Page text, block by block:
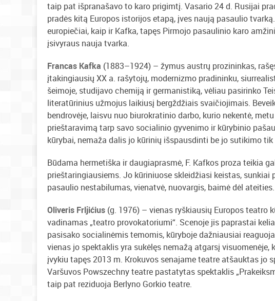
taip pat išpranašavo to karo prigimtį. Vasario 24 d. Rusijai
pradės kitą Europos istorijos etapą, įves naują pasaulio
europiečiai, kaip ir Kafka, tapęs Pirmojo pasaulinio karo
įsivyraus nauja tvarka.
Francas Kafka (1883–1924) – žymus austrų prozininkas,
įtakingiausių XX a. rašytojų, modernizmo pradininku,
šeimoje, studijavo chemiją ir germanistiką, vėliau pasirinko
literatūrinius užmojus laikiusį bergždžiais svaičiojimais.
bendrovėje, laisvu nuo biurokratinio darbo, kurio nekentė,
prieštaravimą tarp savo socialinio gyvenimo ir kūrybinio
kūrybai, nemaža dalis jo kūrinių išspausdinti be jo sutikimo
Būdama hermetiška ir daugiaprasmė, F. Kafkos proza teikia
prieštaringiausiems. Jo kūriniuose skleidžiasi keistas,
pasaulio nestabilumas, vienatvė, nuovargis, baimė dėl ateities.
Oliveris Frljićius (g. 1976) – vienas ryškiausių Europos teatro
vadinamas „teatro provokatoriumi“. Scenoje jis paprastai
pasisako socialinėmis temomis, kūryboje dažniausiai
vienas jo spektaklis yra sukėlęs nemažą atgarsį
įvykiu tapęs 2013 m. Krokuvos senajame teatre atšauktas jo
Varšuvos Powszechny teatre pastatytas spektaklis
taip pat reziduoja Berlyno Gorkio teatre.